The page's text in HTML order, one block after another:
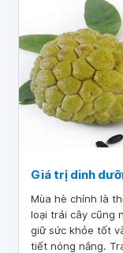
Giá trị dinh
Mùa hè chính là
loại trái cây cũng
giữ sức khỏe tốt
tiết nóng nắng.